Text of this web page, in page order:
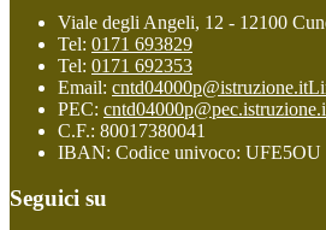
Viale degli Angeli, 12 - 12100
Tel: 0171 693829
Tel: 0171 692353
Email: cntd04000p@istruzione.it
PEC:
C.F.: 80017380041
IBAN: Codice univoco: UFE5OU
Seguici su